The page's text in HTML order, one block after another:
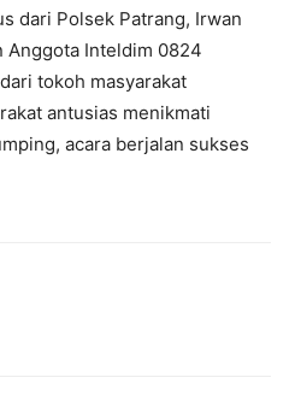
dari Polsek Patrang, Irwan
Anggota Inteldim 0824
tokoh masyarakat
antusias menikmati
acara berjalan sukses